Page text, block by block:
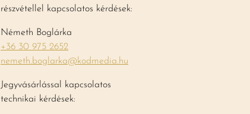
részvétellel kapcsolatos kérdések:
Németh Boglárka
+36 30 975 2652
nemeth.boglarka@kodmedia.hu
Jegyvásárlással kapcsolatos
technikai kérdések: